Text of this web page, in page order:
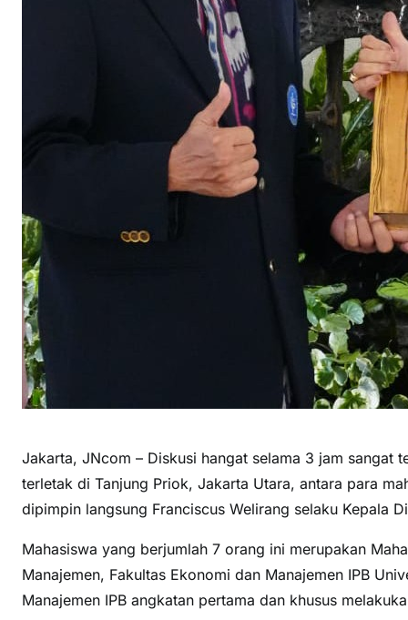
Jakarta, JNcom – Diskusi hangat selama 3 jam sangat
terletak di Tanjung Priok, Jakarta Utara, antara para
dipimpin langsung Franciscus Welirang selaku Kepala
Mahasiswa yang berjumlah 7 orang ini merupakan
Manajemen, Fakultas Ekonomi dan Manajemen IPB
Manajemen IPB angkatan pertama dan khusus